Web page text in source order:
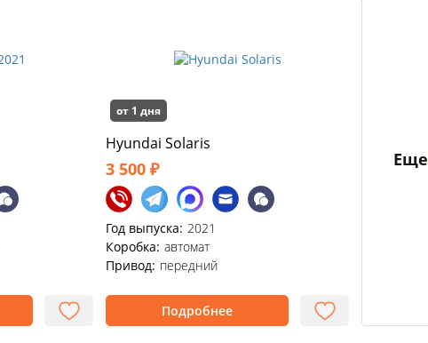
от 1 дня
Hyundai Solaris
3 500 ₽
Год выпуска: 2021
Коробка: автомат
Привод: передний
Подробнее
Еще